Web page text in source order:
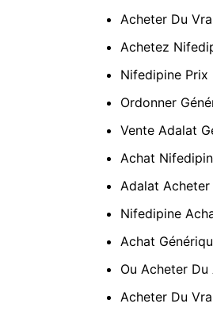
Acheter Du
Achetez
Nifedipine Prix
Ordonner
Vente Adalat
Achat
Adalat Acheter
Nifedipine
Achat
Ou Acheter Du
Acheter Du